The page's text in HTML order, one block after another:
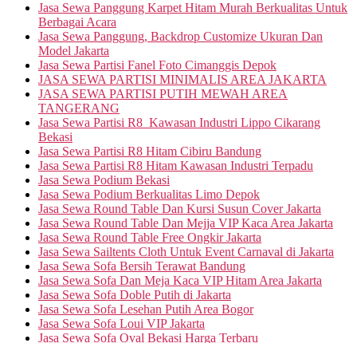
Jasa Sewa Panggung Karpet Hitam Murah Berkualitas Untuk
Berbagai Acara
Jasa Sewa Panggung, Backdrop Customize Ukuran Dan
Model Jakarta
Jasa Sewa Partisi Fanel Foto Cimanggis Depok
JASA SEWA PARTISI MINIMALIS AREA JAKARTA
JASA SEWA PARTISI PUTIH MEWAH AREA
TANGERANG
Jasa Sewa Partisi R8 Kawasan Industri Lippo Cikarang
Bekasi
Jasa Sewa Partisi R8 Hitam Cibiru Bandung
Jasa Sewa Partisi R8 Hitam Kawasan Industri Terpadu
Jasa Sewa Podium Bekasi
Jasa Sewa Podium Berkualitas Limo Depok
Jasa Sewa Round Table Dan Kursi Susun Cover Jakarta
Jasa Sewa Round Table Dan Mejja VIP Kaca Area Jakarta
Jasa Sewa Round Table Free Ongkir Jakarta
Jasa Sewa Sailtents Cloth Untuk Event Carnaval di Jakarta
Jasa Sewa Sofa Bersih Terawat Bandung
Jasa Sewa Sofa Dan Meja Kaca VIP Hitam Area Jakarta
Jasa Sewa Sofa Doble Putih di Jakarta
Jasa Sewa Sofa Lesehan Putih Area Bogor
Jasa Sewa Sofa Loui VIP Jakarta
Jasa Sewa Sofa Oval Bekasi Harga Terbaru